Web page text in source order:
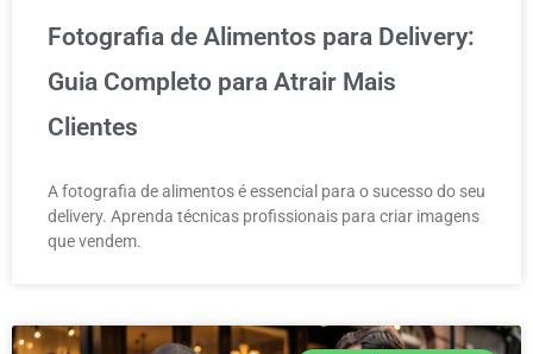
Fotografia de Alimentos para Delivery:
Guia Completo para Atrair Mais
Clientes
A fotografia de alimentos é essencial para o sucesso do seu
delivery. Aprenda técnicas profissionais para criar imagens
que vendem.